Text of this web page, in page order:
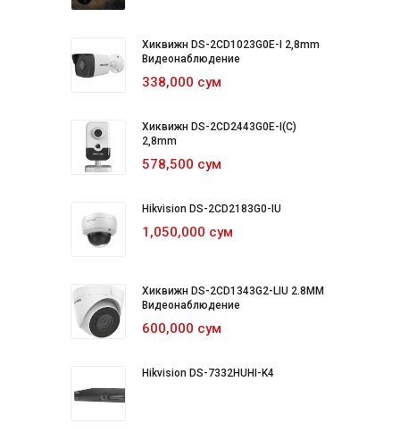
Хиквижн DS-2CD1023G0E-I 2,8mm
Видеонаблюдение
338,000 сум
Хиквижн DS-2CD2443G0E-I(C)
2,8mm
578,500 сум
Hikvision DS-2CD2183G0-IU
1,050,000 сум
Хиквижн DS-2CD1343G2-LIU 2.8MM
Видеонаблюдение
600,000 сум
Hikvision DS-7332HUHI-K4